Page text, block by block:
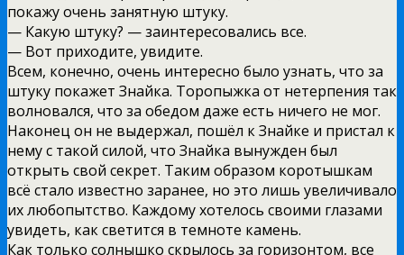
покажу очень занятную штуку.
— Какую штуку? — заинтересовались все.
— Вот приходите, увидите.
Всем, конечно, очень интересно было узнать, что за
штуку покажет Знайка. Торопыжка от нетерпения так
волновался, что за обедом даже есть ничего не мог.
Наконец он не выдержал, пошёл к Знайке и пристал к
нему с такой силой, что Знайка вынужден был
открыть свой секрет. Таким образом коротышкам
всё стало известно заранее, но это лишь увеличивало
их любопытство. Каждому хотелось своими глазами
увидеть, как светится в темноте камень.
Как только солнышко скрылось за горизонтом, все